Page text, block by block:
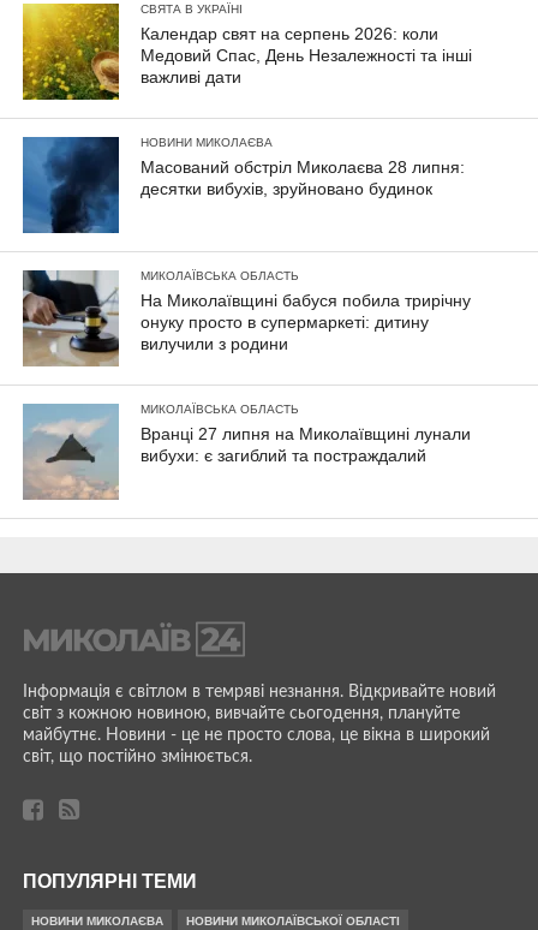
СВЯТА В УКРАЇНІ
Календар свят на серпень 2026: коли
Медовий Спас, День Незалежності та інші
важливі дати
НОВИНИ МИКОЛАЄВА
Масований обстріл Миколаєва 28 липня:
десятки вибухів, зруйновано будинок
МИКОЛАЇВСЬКА ОБЛАСТЬ
На Миколаївщині бабуся побила трирічну
онуку просто в супермаркеті: дитину
вилучили з родини
МИКОЛАЇВСЬКА ОБЛАСТЬ
Вранці 27 липня на Миколаївщині лунали
вибухи: є загиблий та постраждалий
Інформація є світлом в темряві незнання. Відкривайте новий
світ з кожною новиною, вивчайте сьогодення, плануйте
майбутнє. Новини - це не просто слова, це вікна в широкий
світ, що постійно змінюється.
ПОПУЛЯРНІ ТЕМИ
НОВИНИ МИКОЛАЄВА НОВИНИ МИКОЛАЇВСЬКОЇ ОБЛАСТІ